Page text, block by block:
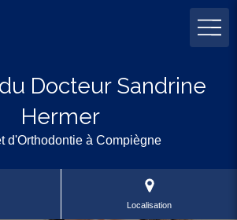
Docteur Sandrine
Hermer
d'Orthodontie à Compiègne
Localisation